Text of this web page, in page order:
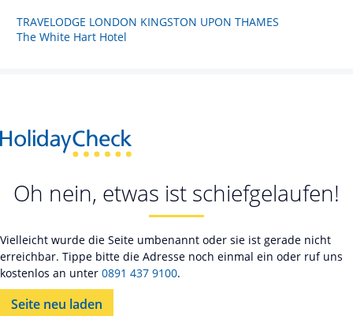
TRAVELODGE LONDON KINGSTON UPON THAMES
The White Hart Hotel
Oh nein, etwas ist schiefgelaufen!
Vielleicht wurde die Seite umbenannt oder sie ist gerade nicht
erreichbar. Tippe bitte die Adresse noch einmal ein oder ruf uns
kostenlos an unter 0891 437 9100.
Seite neu laden